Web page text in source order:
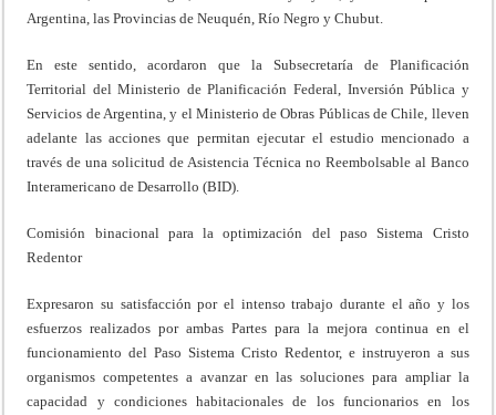
Argentina, las Provincias de Neuquén, Río Negro y Chubut.
En este sentido, acordaron que la Subsecretaría de Planificación
Territorial del Ministerio de Planificación Federal, Inversión Pública y
Servicios de Argentina, y el Ministerio de Obras Públicas de Chile, lleven
adelante las acciones que permitan ejecutar el estudio mencionado a
través de una solicitud de Asistencia Técnica no Reembolsable al Banco
Interamericano de Desarrollo (BID).
Comisión binacional para la optimización del paso Sistema Cristo
Redentor
Expresaron su satisfacción por el intenso trabajo durante el año y los
esfuerzos realizados por ambas Partes para la mejora continua en el
funcionamiento del Paso Sistema Cristo Redentor, e instruyeron a sus
organismos competentes a avanzar en las soluciones para ampliar la
capacidad y condiciones habitacionales de los funcionarios en los